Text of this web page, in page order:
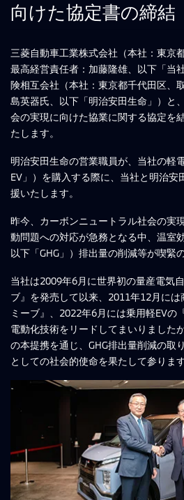
向けた協定書の締結
三菱自動車工業株式会社（本社：東京
最高経営責任者：加藤隆雄、以下「当
険相互会社（本社：東京都千代田区、
島英器氏、以下「明治安田生命」）と
会の実現に向けた協業に関する協定を
たします。
明治安田生命の営業職員が、当社の軽
EV」）を購入する際に、当社と明治安
援いたします。
昨今、カーボンニュートラル社会の実
動問題への対応が急務となる中、温室
以下「GHG」）排出量の削減等が喫緊
当社は2009年6月に世界初の量産電気
ブ』を発売して以来、2011年12月には
ミーブ』、2022年6月には乗用軽EVの
電動化技術をリードしてまいりました
の本提携を通じ、GHG排出量削減の取
としての社会的使命を果たして参ります